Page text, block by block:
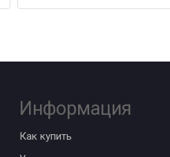
Информация
Как купить